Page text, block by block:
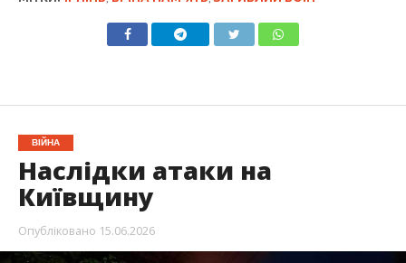
ВІЙНА
Наслідки атаки на
Київщину
Опубліковано 15.06.2026